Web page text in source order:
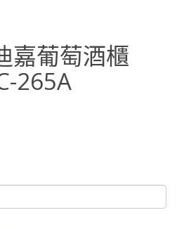
嘉葡萄酒櫃
265A